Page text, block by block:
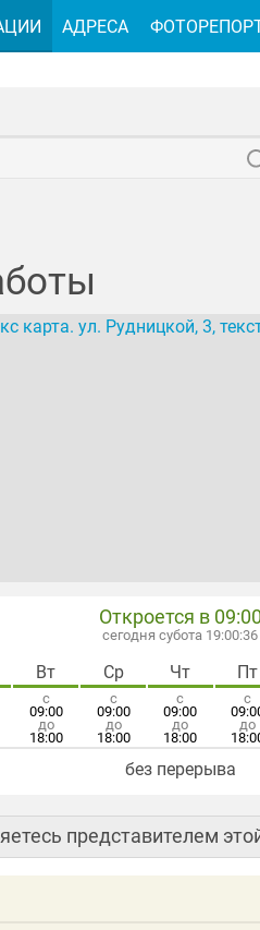
Откроется в 09:00
сегодня субота 19:00:36
Вт
с
09:00
до
18:00
Ср
с
09:00
до
18:00
Чт
с
09:00
до
18:00
Пт
с
до
без перерыва
представителем
АДРЕСА